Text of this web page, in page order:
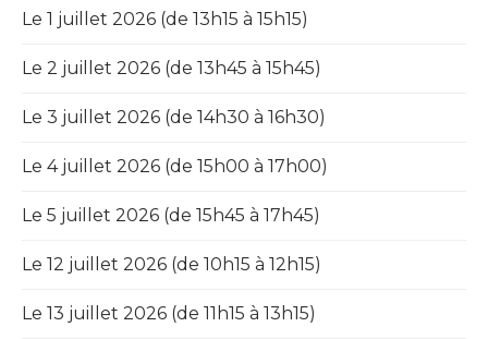
Le 1 juillet 2026 (de 13h15 à 15h15)
Le 2 juillet 2026 (de 13h45 à 15h45)
Le 3 juillet 2026 (de 14h30 à 16h30)
Le 4 juillet 2026 (de 15h00 à 17h00)
Le 5 juillet 2026 (de 15h45 à 17h45)
Le 12 juillet 2026 (de 10h15 à 12h15)
Le 13 juillet 2026 (de 11h15 à 13h15)